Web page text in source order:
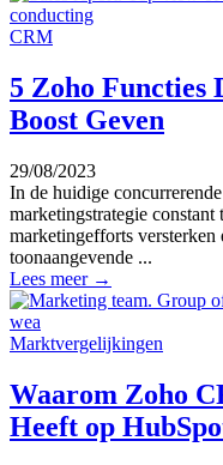
CRM
5 Zoho Functies
Boost Geven
29/08/2023
In de huidige
marketingstrategie
marketingefforts versterken
toonaangevende ...
Lees meer →
Marktvergelijkingen
Waarom Zoho
Heeft op